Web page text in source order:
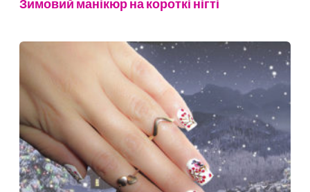
Зимовий манікюр на короткі нігті